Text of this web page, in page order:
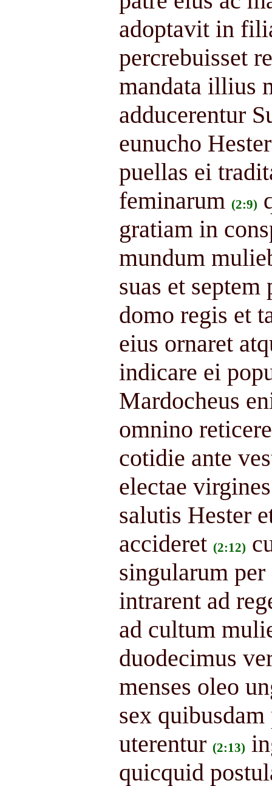
adoptavit in
percrebuisset
mandata illius
adducerentur
eunucho
puellas ei
feminarum (2:9)
gratiam in
mundum
suas et
domo regis et
eius ornaret
indicare ei
Mardocheus
omnino
cotidie ante
electae
salutis Hester
accideret (2:12)
singularum
intrarent ad
ad cultum
duodecimus
menses oleo
sex
uterentur (2:13)
quicquid